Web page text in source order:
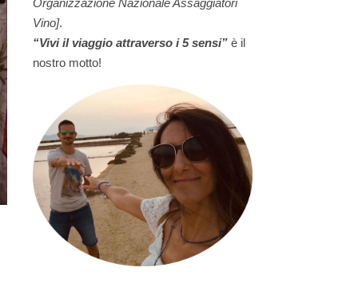
Organizzazione Nazionale Assaggiatori
Vino].
“Vivi il viaggio attraverso i 5 sensi” è il
nostro motto!